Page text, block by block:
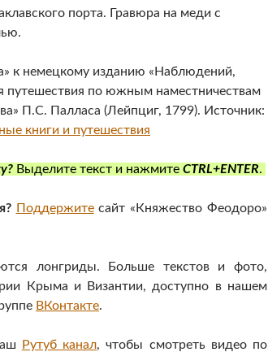
порта. Гравюра на меди с
к немецкому изданию «Наблюдений,
путешествия по южным наместничествам
П.С. Палласа (Лейпциг, 1799). Источник:
книги и путешествия
Выделите текст и нажмите CTRL+ENTER.
Поддержитесайт «Княжество Феодоро»
лонгриды. Больше текстов и фото,
Крыма и Византии, доступно в нашем
ВКонтакте.
Рутуб канал, чтобы смотреть видео по